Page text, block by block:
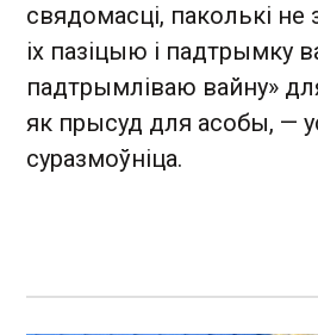
свядомасці, паколькі
іх пазіцыю і падтрымку
падтрымліваю вайну»
як прысуд для асобы, —
суразмоўніца.